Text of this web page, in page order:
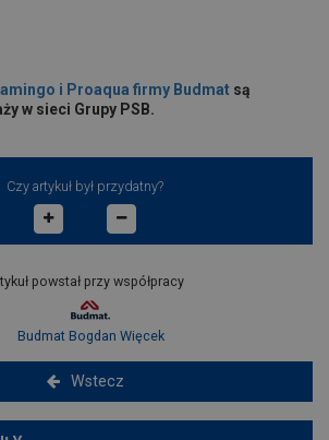
i Proaqua firmy Budmat są
w sieci Grupy PSB.
Czy artykuł był przydatny?
powstał przy współpracy
Budmat Bogdan Więcek
Wstecz